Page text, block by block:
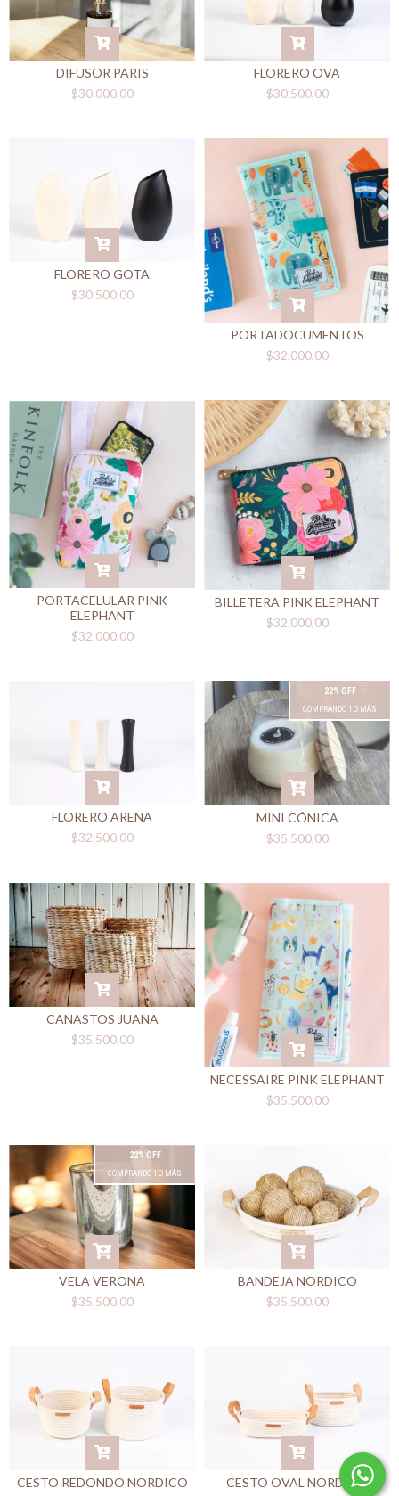
DIFUSOR PARIS
$30.000,00
FLORERO OVA
$30.500,00
FLORERO GOTA
$30.500,00
PORTADOCUMENTOS
$32.000,00
PORTACELULAR PINK
ELEPHANT
$32.000,00
BILLETERA PINK ELEPHANT
$32.000,00
FLORERO ARENA
$32.500,00
22% OFF
COMPRANDO 1 O MÁS
MINI CÓNICA
$35.500,00
CANASTOS JUANA
$35.500,00
NECESSAIRE PINK ELEPHANT
$35.500,00
22% OFF
COMPRANDO 1 O MÁS
VELA VERONA
$35.500,00
BANDEJA NORDICO
$35.500,00
CESTO REDONDO NORDICO
CESTO OVAL NORDICO